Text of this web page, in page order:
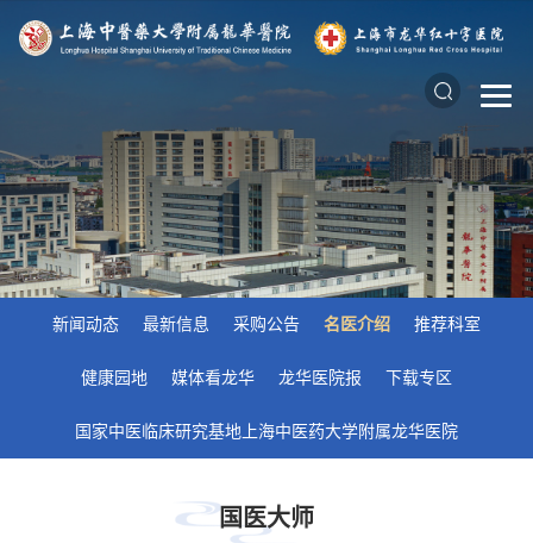
新闻动态 最新信息 采购公告 名医介绍 推荐科室
健康园地 媒体看龙华 龙华医院报 下载专区
国家中医临床研究基地上海中医药大学附属龙华医院
国医大师